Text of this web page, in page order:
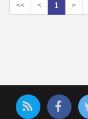
<< < 1 >